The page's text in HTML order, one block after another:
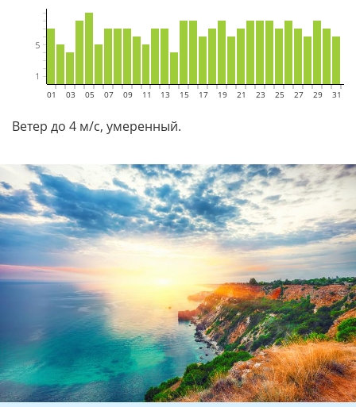
01 03 05 0708 0910 11 13 15 17 19 2021 2223 25 2728 2930 31
Ветер до 4 м/с, умеренный.